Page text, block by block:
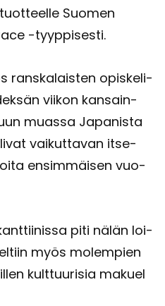
Suo­men
-​tyyppisesti.
rans­ka­lais­ten opis­ke­li­
vii­kon kan­sain­
muas­sa Ja­pa­nis­ta
vai­kut­ta­van it­se­
en­sim­mäi­sen vuo­
piti nälän loi­
myös mo­lem­pien
kult­tuu­ri­sia ma­kue­l